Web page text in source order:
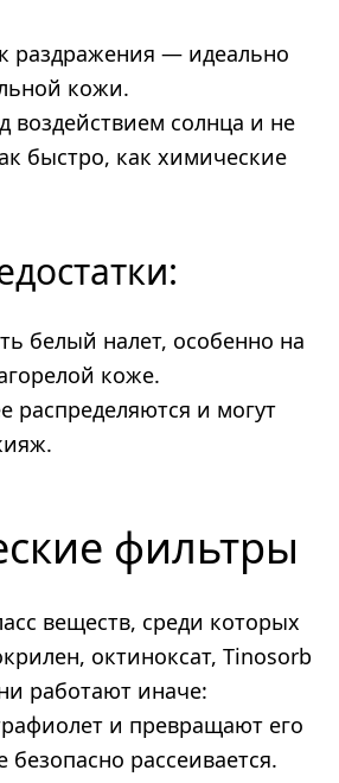
раздражения — идеально
кожи.
воздействием солнца и не
быстро, как химические
белый налет, особенно на
коже.
распределяются и могут
фильтры
веществ, среди которых
октиноксат, Tinosorb
работают иначе:
и превращают его
безопасно рассеивается.